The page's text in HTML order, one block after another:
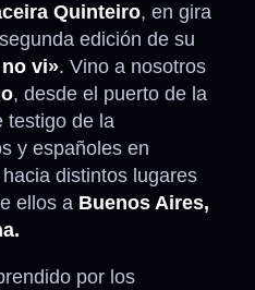
Quinteiro, en gira
edición de su
vi». Vino a nosotros
, desde el puerto de la
testigo de la
y españoles en
distintos lugares
ellos a Buenos Aires,
por los